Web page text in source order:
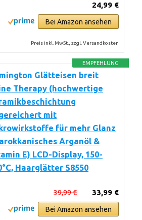
24,99 €
Bei Amazon ansehen
Preis inkl. MwSt., zzgl. Versandkosten
EMPFEHLUNG
Glätteisen breit
Therapy (hochwertige
mit
für mehr Glanz
Arganöl &
E) LCD-Display, 150-
Haarglätter S8550
33,99 €
39,99 €
Bei Amazon ansehen